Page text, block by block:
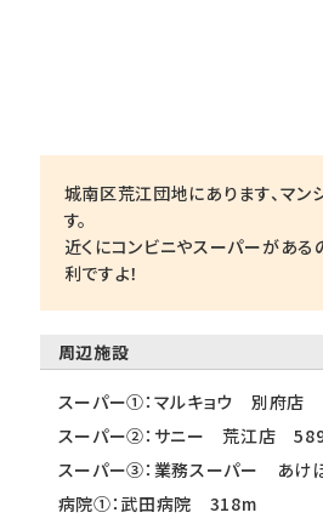
城南区荒江団地にあります、マン
す。
近くにコンビニやスーパーがある
利ですよ！
周辺施設
スーパー①：マルキョウ 別府店
スーパー②：サニー 荒江店
スーパー③：業務スーパー あ
病院①：武田病院 318m